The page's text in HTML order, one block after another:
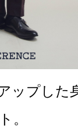
ップした
。